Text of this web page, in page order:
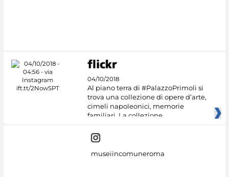
04/10/2018
Al piano terra di #PalazzoPrimoli si
trova una collezione di opere d’arte,
cimeli napoleonici, memorie
familiari. La collezione
museiincomuneroma